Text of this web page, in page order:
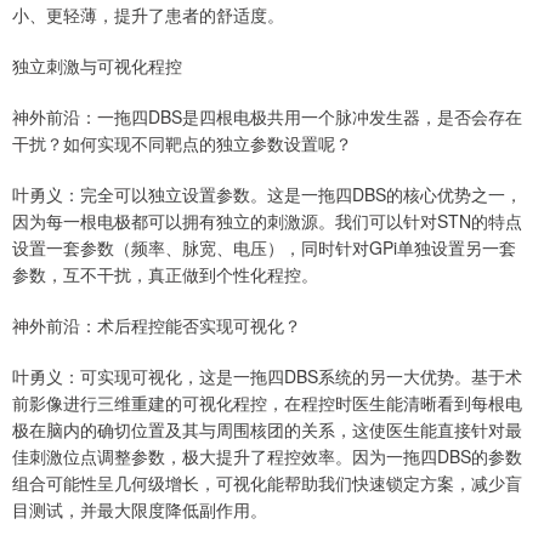
小、更轻薄，提升了患者的舒适度。
独立刺激与可视化程控
神外前沿：一拖四DBS是四根电极共用一个脉冲发生器，是否会存在
干扰？如何实现不同靶点的独立参数设置呢？
叶勇义：完全可以独立设置参数。这是一拖四DBS的核心优势之一，
因为每一根电极都可以拥有独立的刺激源。我们可以针对STN的特点
设置一套参数（频率、脉宽、电压），同时针对GPi单独设置另一套
参数，互不干扰，真正做到个性化程控。
神外前沿：术后程控能否实现可视化？
叶勇义：可实现可视化，这是一拖四DBS系统的另一大优势。基于术
前影像进行三维重建的可视化程控，在程控时医生能清晰看到每根电
极在脑内的确切位置及其与周围核团的关系，这使医生能直接针对最
佳刺激位点调整参数，极大提升了程控效率。因为一拖四DBS的参数
组合可能性呈几何级增长，可视化能帮助我们快速锁定方案，减少盲
目测试，并最大限度降低副作用。